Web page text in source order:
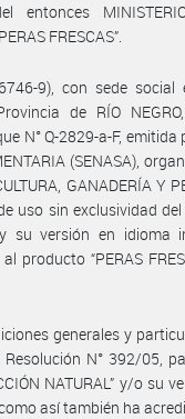
entonces
FRESCAS”.
9), con sede social
de RÍO
N° Q-2829-a-F, emitida
(SENASA),
GANADERÍA Y
uso sin exclusividad del
y su versión en idioma
producto “PERAS
generales y
N° 392/05,
NATURAL” y/o su
como así también ha